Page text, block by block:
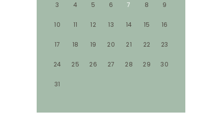
3 4 5 6 7 8 9
10 11 12 13 14 15 16
17 18 19 20 21 22 23
24 25 26 27 28 29 30
31